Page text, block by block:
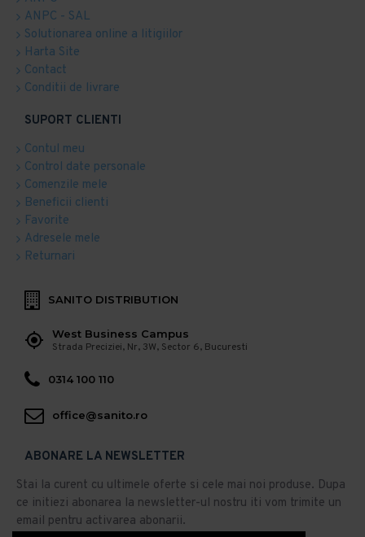
ANPC - SAL
Solutionarea online a litigiilor
Harta Site
Contact
Conditii de livrare
SUPORT CLIENTI
Contul meu
Control date personale
Comenzile mele
Beneficii clienti
Favorite
Adresele mele
Returnari
SANITO DISTRIBUTION
West Business Campus
Strada Preciziei, Nr, 3W, Sector 6, Bucuresti
0314 100 110
office@sanito.ro
ABONARE LA NEWSLETTER
Stai la curent cu ultimele oferte si cele mai noi produse. Dupa
ce initiezi abonarea la newsletter-ul nostru iti vom trimite un
email pentru activarea abonarii.